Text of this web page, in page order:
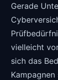
Gerade
vielleicht
sich das